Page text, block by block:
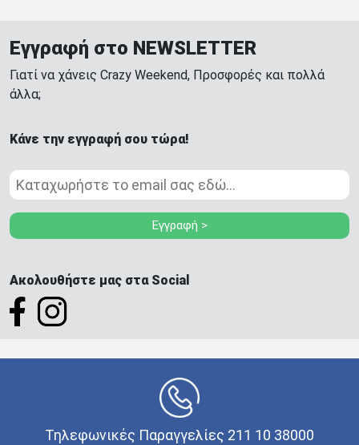
Εγγραφή στο NEWSLETTER
Γιατί να χάνεις Crazy Weekend, Προσφορές και πολλά
άλλα;
Κάνε την εγγραφή σου τώρα!
Εγγραφή >
Ακολουθήστε μας στα Social
Τηλεφωνικές Παραγγελίες 211 10 38000